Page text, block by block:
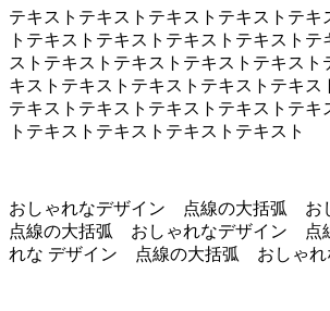
テキストテキストテキストテキストテキ
トテキストテキストテキストテキストテ
ストテキストテキストテキストテキスト
キストテキストテキストテキストテキス
テキストテキストテキストテキストテキ
トテキストテキストテキストテキスト
おしゃれなデザイン 点線の大括弧 お
点線の大括弧 おしゃれなデザイン 点
れな デザイン 点線の大括弧 おしゃれ